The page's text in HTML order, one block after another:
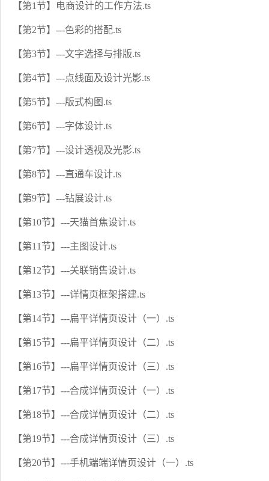
【第1节】电商设计的工作方法.ts
【第2节】---色彩的搭配.ts
【第3节】---文字选择与排版.ts
【第4节】---点线面及设计光影.ts
【第5节】---版式构图.ts
【第6节】---字体设计.ts
【第7节】---设计透视及光影.ts
【第8节】---直通车设计.ts
【第9节】---钻展设计.ts
【第10节】---天猫首焦设计.ts
【第11节】---主图设计.ts
【第12节】---关联销售设计.ts
【第13节】---详情页框架搭建.ts
【第14节】---扁平详情页设计（一）.ts
【第15节】---扁平详情页设计（二）.ts
【第16节】---扁平详情页设计（三）.ts
【第17节】---合成详情页设计（一）.ts
【第18节】---合成详情页设计（二）.ts
【第19节】---合成详情页设计（三）.ts
【第20节】---手机端端详情页设计（一）.ts